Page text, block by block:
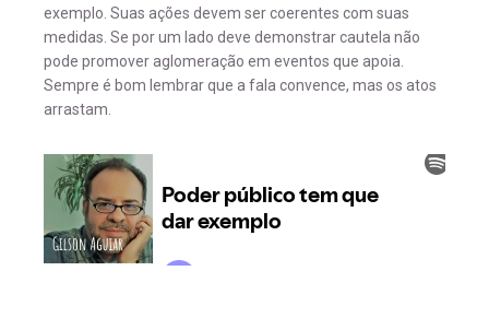
exemplo. Suas ações devem ser coerentes com suas
medidas. Se por um lado deve demonstrar cautela não
pode promover aglomeração em eventos que apoia.
Sempre é bom lembrar que a fala convence, mas os atos
arrastam.